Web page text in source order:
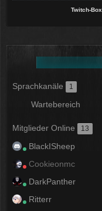
Twitch-Box
Sprachkanäle 1
Wartebereich
Mitglieder Online 13
BlackISheep
Cookieonmc
DarkPanther
Ritterr